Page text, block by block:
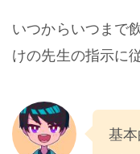
いつからいつまで
けの先生の指示に
基